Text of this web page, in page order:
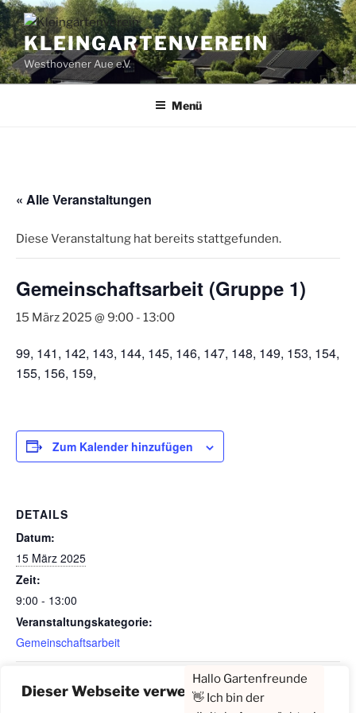
Dieser Webseite verwendet Cookies
Zum
Inhalt
springenKLEINGARTENVEREIN
Westhovener Aue e.V.
Menü
« Alle Veranstaltungen
Diese Veranstaltung hat bereits stattgefunden.
Gemeinschaftsarbeit (Gruppe 1)
15 März 2025 @ 9:00 - 13:00
99, 141, 142, 143, 144, 145, 146, 147, 148, 149, 153, 154,
155, 156, 159,
Zum Kalender hinzufügen
DETAILS
Datum:
15 März 2025
Zeit:
9:00 - 13:00
Veranstaltungskategorie:
Gemeinschaftsarbeit
Gemeinschaftsarbeit (Gruppe 2)